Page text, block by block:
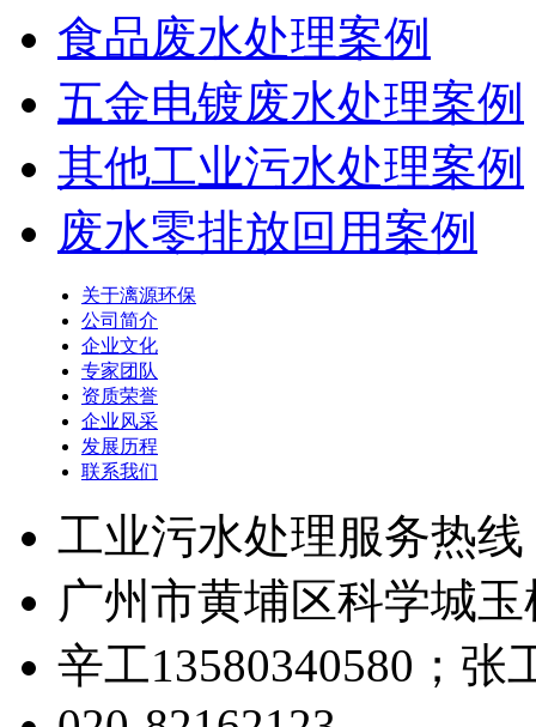
食品废水处理案例
五金电镀废水处理案例
其他工业污水处理案例
废水零排放回用案例
关于漓源环保
公司简介
企业文化
专家团队
资质荣誉
企业风采
发展历程
联系我们
工业污水处理服务热线
广州市黄埔区科学城
辛工13580340580；张